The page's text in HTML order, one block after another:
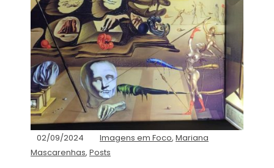
02/09/2024 Imagens em Foco, Mariana
Mascarenhas, Posts